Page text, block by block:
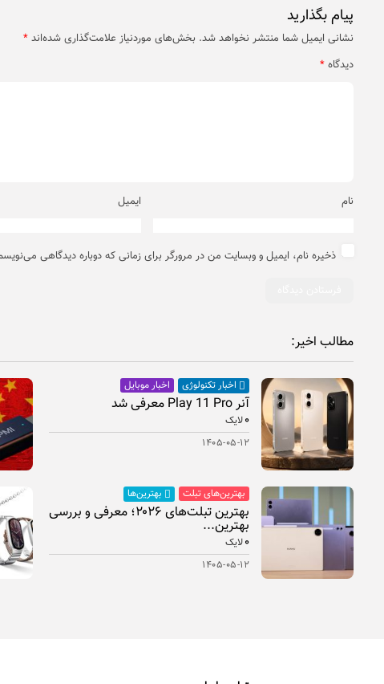
پیام بگذارید
نشانی ایمیل شما منتشر نخواهد شد. بخش‌های موردنیاز علامت‌گذاری شده‌اند *
دیدگاه *
نام ایمیل
ذخیره نام، ایمیل و وبسایت من در مرورگر برای زمانی که دوباره دیدگاهی
مطالب اخیر:
اخبار تکنولوژی اخبار موبایل
آنر Play 11 Pro معرفی شد
۰لایک
۱۴۰۵-۰۵-۱۲
بهترین‌های تبلت بهترین‌ها
بهترین تبلت‌های ۲۰۲۶؛ معرفی و بررسی
بهترین...
۰لایک
۱۴۰۵-۰۵-۱۲